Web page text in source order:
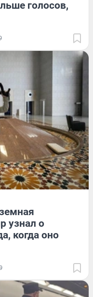
голосов,
узнал о
когда оно